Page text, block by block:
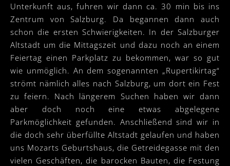
Unterkunft aus, fuhren wir dann ca. 30 min bis ins
Zentrum von Salzburg. Da begannen dann auch
schon die ersten Schwierigkeiten. In der Salzburger
Altstadt um die Mittagszeit und dazu noch an einem
Feiertag einen Parkplatz zu bekommen, war so gut
wie unmöglich. An dem sogenannten „Rupertikirtag“
strömt nämlich alles nach Salzburg, um dort ein Fest
zu feiern. Nach längerem Suchen haben wir dann
aber doch noch eine etwas abgelegene
Parkmöglichkeit gefunden. Anschließend sind wir in
die doch sehr überfüllte Altstadt gelaufen und haben
uns Mozarts Geburtshaus, die Getreidegasse mit den
vielen Geschäften, die barocken Bauten, die Festung